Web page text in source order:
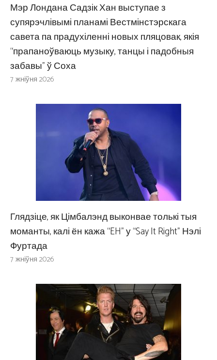
Мэр Лондана Садзік Хан выступае з
супярэчлівымі планамі Вестмінстэрскага
савета па прадухіленні новых пляцовак, якія
“прапаноўваюць музыку, танцы і падобныя
забавы” ў Соха
7 жніўня 2026
Глядзіце, як Цімбалэнд выконвае толькі тыя
моманты, калі ён кажа “EH” у “Say It Right” Нэлі
Фуртада
7 жніўня 2026